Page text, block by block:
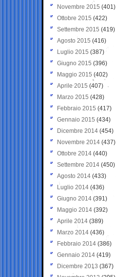
Novembre 2015 (401)
Ottobre 2015 (422)
Settembre 2015 (419)
Agosto 2015 (416)
Luglio 2015 (387)
Giugno 2015 (396)
Maggio 2015 (402)
Aprile 2015 (407)
Marzo 2015 (428)
Febbraio 2015 (417)
Gennaio 2015 (434)
Dicembre 2014 (454)
Novembre 2014 (437)
Ottobre 2014 (440)
Settembre 2014 (450)
Agosto 2014 (433)
Luglio 2014 (436)
Giugno 2014 (391)
Maggio 2014 (392)
Aprile 2014 (389)
Marzo 2014 (436)
Febbraio 2014 (386)
Gennaio 2014 (419)
Dicembre 2013 (367)